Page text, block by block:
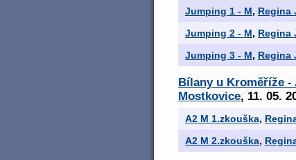
Jumping 1 - M, Regina
Jumping 2 - M, Regina
Jumping 3 - M, Regina
Bílany u Kroměříže -
Mostkovice, 11. 05.
A2 M 1.zkouška,
A2 M 2.zkouška,